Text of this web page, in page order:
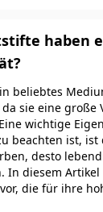
haben
beliebtes
sie eine große
wichtige
beachten ist, ist
desto
In diesem
die für ihre